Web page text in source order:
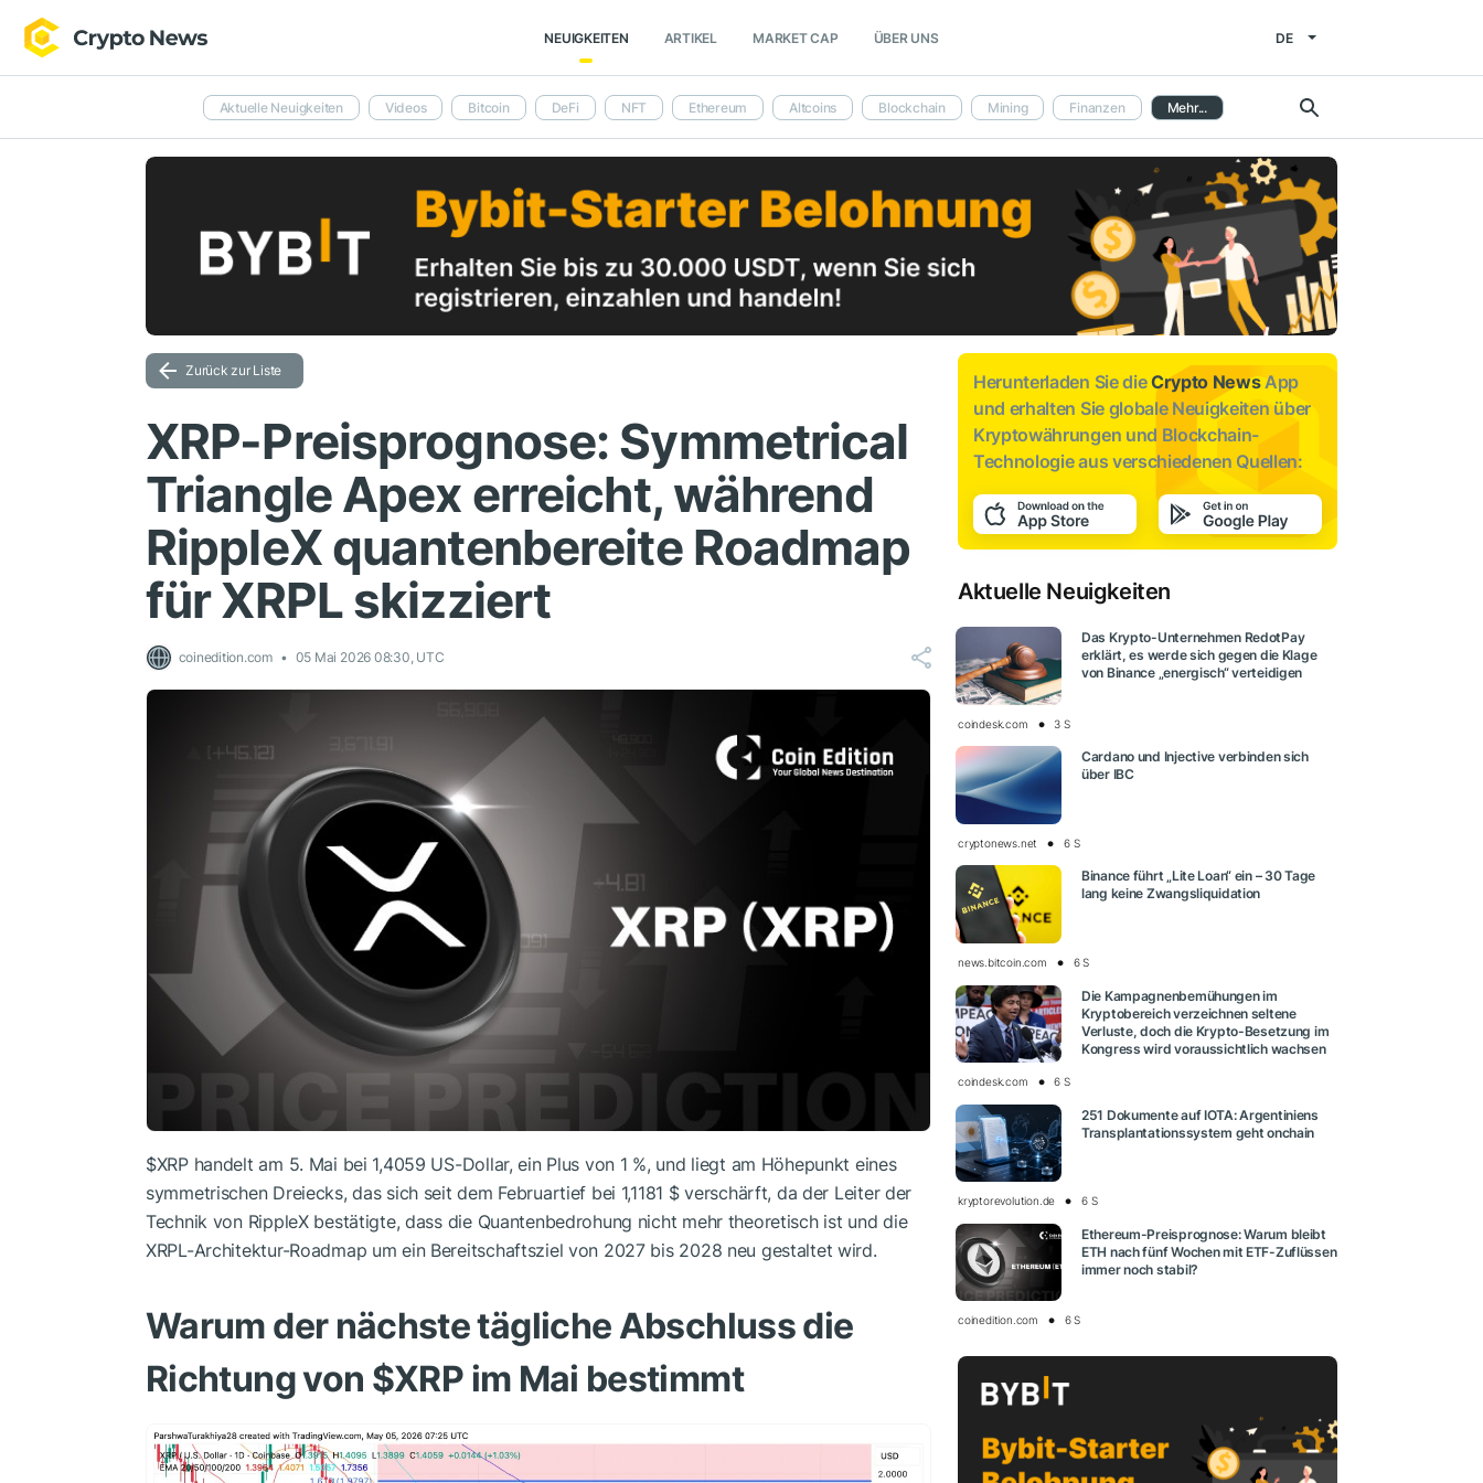
NEUIGKEITEN ARTIKEL MARKET CAP ÜBER UNS DE
Aktuelle Neuigkeiten Videos Bitcoin DeFi NFT Ethereum Altcoins Blockchain Mining Finanzen Mehr...
Zurück zur Liste
XRP-Preisprognose: Symmetrical
Triangle Apex erreicht, während
RippleX quantenbereite Roadmap
für XRPL skizziert
coinedition.com 05 Mai 2026 08:30, UTC
$XRPhandelt am 5. Mai bei 1,4059 US-Dollar, ein Plus von 1 %, und liegt am Höhepunkt eines
symmetrischen Dreiecks, das sich seit dem Februartief bei 1,1181 $ verschärft, da der Leiter der
Technik von RippleX bestätigte, dass die Quantenbedrohung nicht mehr theoretisch ist und die
XRPL-Architektur-Roadmap um ein Bereitschaftsziel von 2027 bis 2028 neu gestaltet wird.
Warum der nächste tägliche Abschluss die
Richtung von $XRP im Mai bestimmt
Herunterladen Sie dieCrypto NewsApp
und erhalten Sie globale Neuigkeiten über
Kryptowährungen und Blockchain-
Technologie aus verschiedenen Quellen:
Aktuelle Neuigkeiten
Das Krypto-Unternehmen RedotPay
erklärt, es werde sich gegen die Klage
von Binance „energisch“ verteidigen
coindesk.com 3 S
Cardano und Injective verbinden sich
über IBC
cryptonews.net 6 S
Binance führt „Lite Loan“ ein – 30 Tage
lang keine Zwangsliquidation
news.bitcoin.com 6 S
Die Kampagnenbemühungen im
Kryptobereich verzeichnen seltene
Verluste, doch die Krypto-Besetzung im
Kongress wird voraussichtlich wachsen
coindesk.com 6 S
251 Dokumente auf IOTA: Argentiniens
Transplantationssystem geht onchain
kryptorevolution.de 6 S
Ethereum-Preisprognose: Warum bleibt
ETH nach fünf Wochen mit ETF-Zuflüssen
immer noch stabil?
coinedition.com 6 S